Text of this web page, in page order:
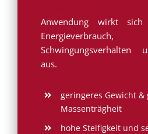
Anwendung wirkt
Schwingungsverhalten
aus.
geringeres Gewicht &
Massenträgheit
hohe Steifigkeit und